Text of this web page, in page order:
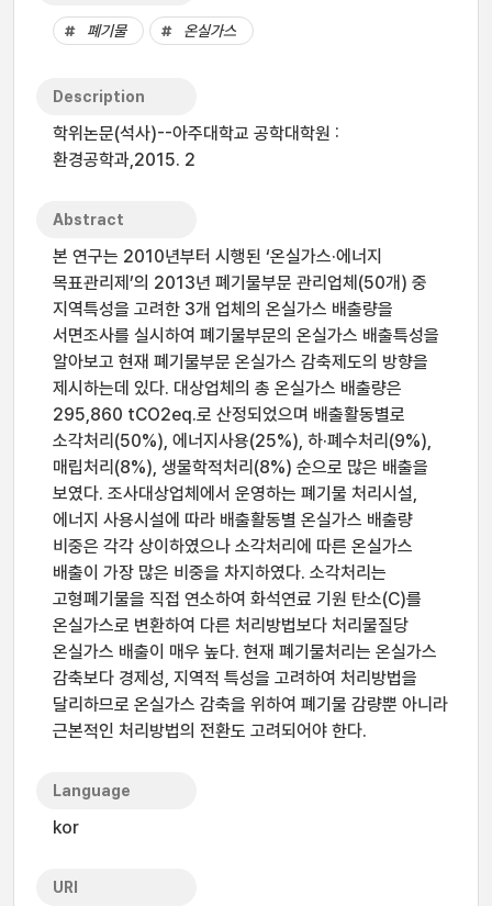
폐기물 온실가스
Description
학위논문(석사)--아주대학교 공학대학원 :
환경공학과,2015. 2
Abstract
본 연구는 2010년부터 시행된 ‘온실가스·에너지
목표관리제’의 2013년 폐기물부문 관리업체(50개) 중
지역특성을 고려한 3개 업체의 온실가스 배출량을
서면조사를 실시하여 폐기물부문의 온실가스 배출특성을
알아보고 현재 폐기물부문 온실가스 감축제도의 방향을
제시하는데 있다. 대상업체의 총 온실가스 배출량은
295,860 tCO2eq.로 산정되었으며 배출활동별로
소각처리(50%), 에너지사용(25%), 하·폐수처리(9%),
매립처리(8%), 생물학적처리(8%) 순으로 많은 배출을
보였다. 조사대상업체에서 운영하는 폐기물 처리시설,
에너지 사용시설에 따라 배출활동별 온실가스 배출량
비중은 각각 상이하였으나 소각처리에 따른 온실가스
배출이 가장 많은 비중을 차지하였다. 소각처리는
고형폐기물을 직접 연소하여 화석연료 기원 탄소(C)를
온실가스로 변환하여 다른 처리방법보다 처리물질당
온실가스 배출이 매우 높다. 현재 폐기물처리는 온실가스
감축보다 경제성, 지역적 특성을 고려하여 처리방법을
달리하므로 온실가스 감축을 위하여 폐기물 감량뿐 아니라
근본적인 처리방법의 전환도 고려되어야 한다.
Language
kor
URI